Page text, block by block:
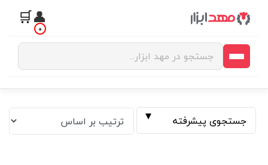
👤
🛒 0
جستجوی پیشرفته